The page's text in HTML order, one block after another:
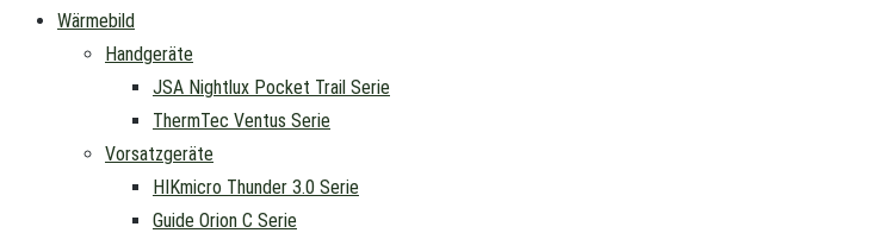
Wärmebild
Handgeräte
JSA Nightlux Pocket Trail Serie
ThermTec Ventus Serie
Vorsatzgeräte
HIKmicro Thunder 3.0 Serie
Guide Orion C Serie